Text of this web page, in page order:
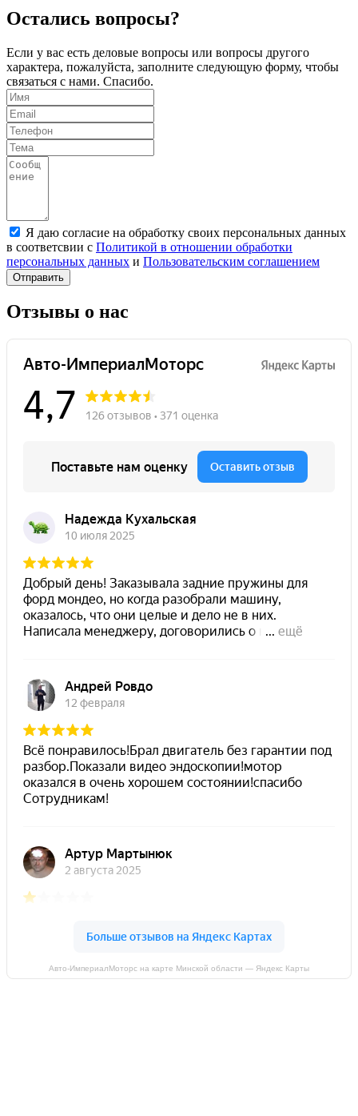
Остались вопросы?
Если у вас есть деловые вопросы или вопросы другого
характера, пожалуйста, заполните следующую форму, чтобы
связаться с нами. Спасибо.
Я даю согласие на обработку своих персональных данных
в соответсвии с Политикой в отношении обработки
персональных данных и Пользовательским соглашением
Отправить
Отзывы о нас
Авто-ИмпериалМоторс на карте Минской области — Яндекс Карты